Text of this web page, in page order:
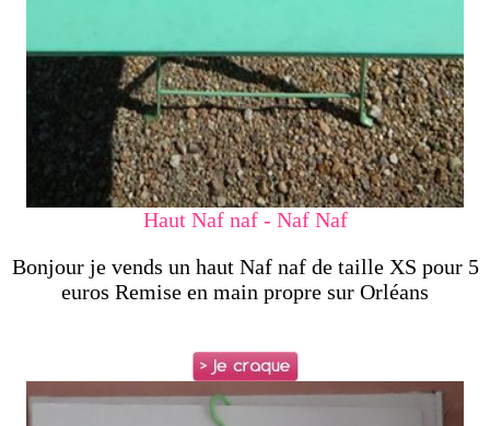
Haut Naf naf - Naf Naf
Bonjour je vends un haut Naf naf de taille XS pour 5
euros Remise en main propre sur Orléans